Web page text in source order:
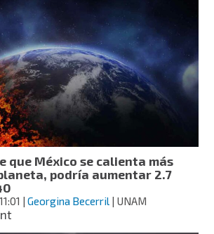
el
año
más
caluroso
registrado
y
podría
tener
efectos
por
siglos,
advierte
la
OMM
que México se calienta más
podría aumentar 2.7
|Georgina Becerril | UNAM
on